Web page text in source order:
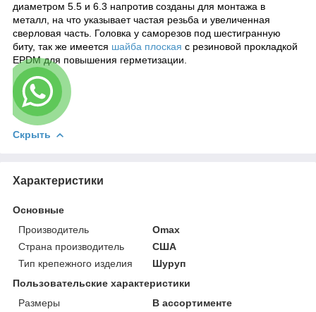
диаметром 5.5 и 6.3 напротив созданы для монтажа в
металл, на что указывает частая резьба и увеличенная
сверловая часть. Головка у саморезов под шестигранную
биту, так же имеется шайба плоская с резиновой прокладкой
EPDM для повышения герметизации.
Скрыть
Характеристики
Основные
Производитель
Omax
Страна производитель
США
Тип крепежного изделия
Шуруп
Пользовательские характеристики
Размеры
В ассортименте